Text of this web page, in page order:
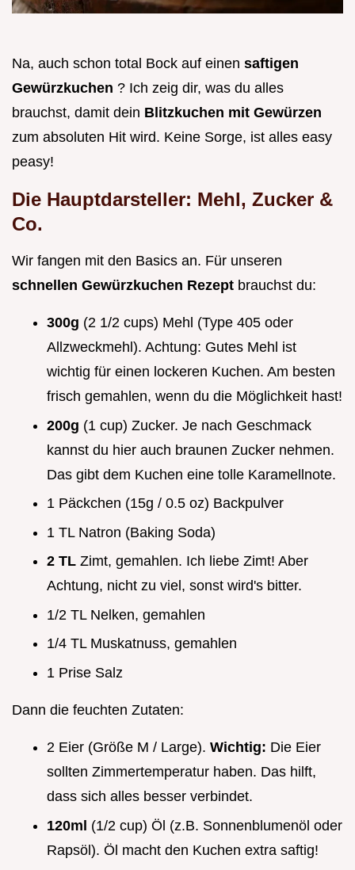
Na, auch schon total Bock auf einen saftigen
Gewürzkuchen ? Ich zeig dir, was du alles
brauchst, damit dein Blitzkuchen mit Gewürzen
zum absoluten Hit wird. Keine Sorge, ist alles easy
peasy!
Die Hauptdarsteller: Mehl, Zucker &
Co.
Wir fangen mit den Basics an. Für unseren
schnellen Gewürzkuchen Rezept brauchst du:
300g (2 1/2 cups) Mehl (Type 405 oder
Allzweckmehl). Achtung: Gutes Mehl ist
wichtig für einen lockeren Kuchen. Am besten
frisch gemahlen, wenn du die Möglichkeit hast!
200g (1 cup) Zucker. Je nach Geschmack
kannst du hier auch braunen Zucker nehmen.
Das gibt dem Kuchen eine tolle Karamellnote.
1 Päckchen (15g / 0.5 oz) Backpulver
1 TL Natron (Baking Soda)
2 TL Zimt, gemahlen. Ich liebe Zimt! Aber
Achtung, nicht zu viel, sonst wird's bitter.
1/2 TL Nelken, gemahlen
1/4 TL Muskatnuss, gemahlen
1 Prise Salz
Dann die feuchten Zutaten:
2 Eier (Größe M / Large). Wichtig: Die Eier
sollten Zimmertemperatur haben. Das hilft,
dass sich alles besser verbindet.
120ml (1/2 cup) Öl (z.B. Sonnenblumenöl oder
Rapsöl). Öl macht den Kuchen extra saftig!